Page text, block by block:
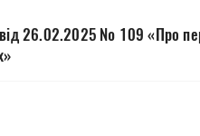
26.02.2025 № 109 «Про